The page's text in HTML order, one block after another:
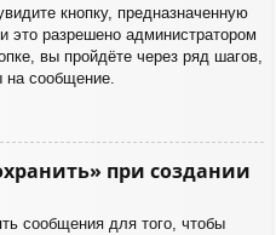
кнопку, предназначенную
это разрешено администратором
вы пройдёте через ряд шагов,
сообщение.
при создании
сообщения для того, чтобы